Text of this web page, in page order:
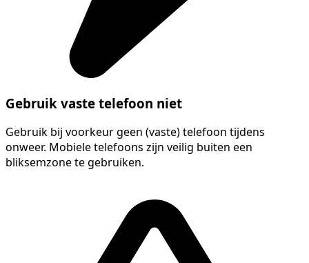
Gebruik vaste telefoon niet
Gebruik bij voorkeur geen (vaste) telefoon tijdens
onweer. Mobiele telefoons zijn veilig buiten een
bliksemzone te gebruiken.